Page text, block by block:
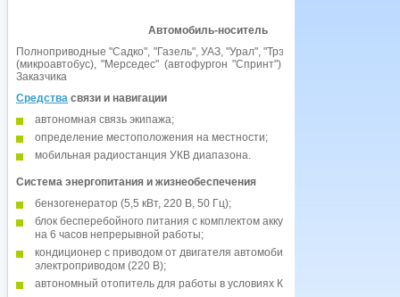
Автомобиль-носитель
Полноприводные "Садко", "Газель", УАЗ, "Урал", "Трэкол" (вездеход), "Рено"
(микроавтобус), "Мерседес" (автофургон "Спринт") и другие по желанию
Заказчика
Средства связи и навигации
автономная связь экипажа;
определение местоположения на местности;
мобильная радиостанция УКВ диапазона.
Система энергопитания и жизнеобеспечения
бензогенератор (5,5 кВт, 220 В, 50 Гц);
блок бесперебойного питания с комплектом аккумуляторных батарей
на 6 часов непрерывной работы;
кондиционер с приводом от двигателя автомобиля и резервным
электроприводом (220 В);
автономный отопитель для работы в условиях Крайнего Севера.